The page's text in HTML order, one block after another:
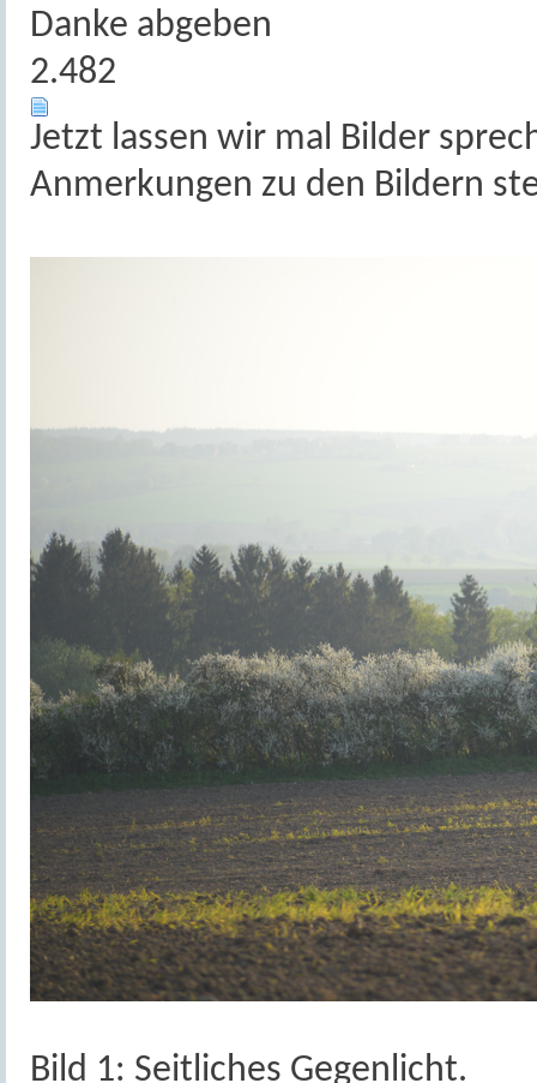
Danke abgeben
2.482
Jetzt lassen wir mal Bilder
Anmerkungen zu den Bildern
Bild 1: Seitliches Gegenlicht.